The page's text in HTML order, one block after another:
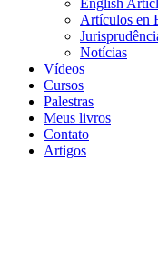
English
Artículos en
Notícias
Vídeos
Cursos
Palestras
Meus livros
Contato
Artigos